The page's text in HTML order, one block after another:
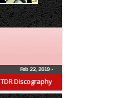
TDR Discography
Feb 22, 2019 •